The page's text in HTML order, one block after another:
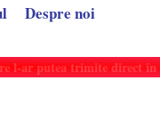
Despre noi
ar putea trimite direct în